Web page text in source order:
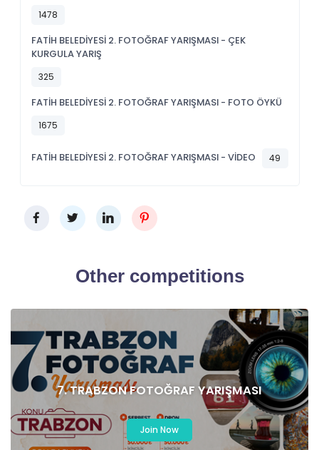
1478
FATİH BELEDİYESİ 2. FOTOĞRAF YARIŞMASI - ÇEK
KURGULA YARIŞ
325
FATİH BELEDİYESİ 2. FOTOĞRAF YARIŞMASI - FOTO ÖYKÜ
1675
FATİH BELEDİYESİ 2. FOTOĞRAF YARIŞMASI - VİDEO 49
Other competitions
7. TRABZON FOTOĞRAF YARIŞMASI
Join Now